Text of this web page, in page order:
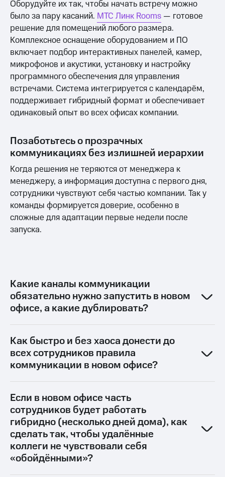
Оборудуйте их так, чтобы начать встречу можно
было за пару касаний. МТС Линк Rooms — готовое
решение для помещений любого размера.
Комплексное оснащение оборудованием и ПО
включает подбор интерактивных панелей, камер,
микрофонов и акустики, установку и настройку
программного обеспечения для управления
встречами. Система интегрируется с календарём,
поддерживает гибридный формат и обеспечивает
одинаковый опыт во всех офисах компании.
Позаботьтесь о прозрачных
коммуникациях без излишней иерархии
Когда решения не теряются от менеджера к
менеджеру, а информация доступна с первого дня,
сотрудники чувствуют себя частью компании. Так у
команды формируется доверие, особенно в
сложные для адаптации первые недели после
запуска.
Какие каналы коммуникации
обязательно нужно запустить в новом
офисе, а какие дублировать?
Как быстро и без хаоса донести до
всех сотрудников правила
коммуникации в новом офисе?
Если в новом офисе часть
сотрудников будет работать
гибридно (несколько дней дома), как
сделать так, чтобы удалённые
коллеги не чувствовали себя
«обойдёнными»?